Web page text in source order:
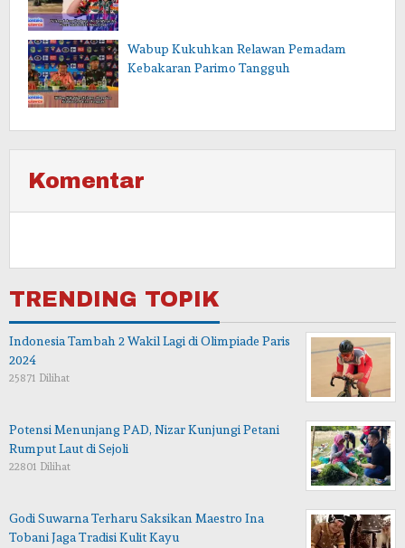
Wabup Kukuhkan Relawan Pemadam
Kebakaran Parimo Tangguh
Komentar
TRENDING TOPIK
Indonesia Tambah 2 Wakil Lagi di Olimpiade Paris
2024
25871 Dilihat
Potensi Menunjang PAD, Nizar Kunjungi Petani
Rumput Laut di Sejoli
22801 Dilihat
Godi Suwarna Terharu Saksikan Maestro Ina
Tobani Jaga Tradisi Kulit Kayu